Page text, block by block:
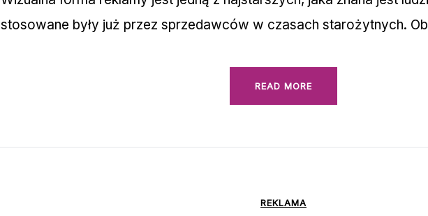
stosowane były już przez sprzedawców w czasach starożytnych.
READ MORE
REKLAMA